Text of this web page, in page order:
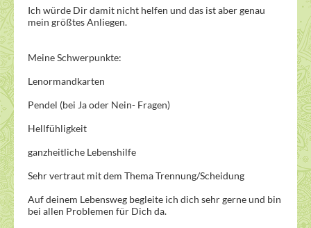
Ich würde Dir damit nicht helfen und das ist aber genau
mein größtes Anliegen.
Meine Schwerpunkte:
Lenormandkarten
Pendel (bei Ja oder Nein- Fragen)
Hellfühligkeit
ganzheitliche Lebenshilfe
Sehr vertraut mit dem Thema Trennung/Scheidung
Auf deinem Lebensweg begleite ich dich sehr gerne und bin
bei allen Problemen für Dich da.